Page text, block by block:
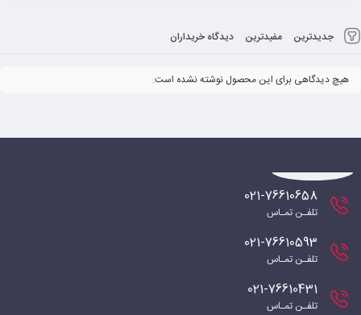
جدیدترین مفیدترین دیدگاه خریداران
هیچ دیدگاهی برای این محصول نوشته نشده است.
021-76610658
تلفـن تمـاس
021-76610593
تلفـن تمـاس
021-76610431
تلفـن تمـاس